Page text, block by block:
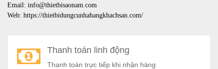
Email: info@thietbisaonam.com
Web: https://thietbidungcunhahangkhachsan.com/
Thanh toán linh động
Thanh toán trực tiếp khi nhận hàng